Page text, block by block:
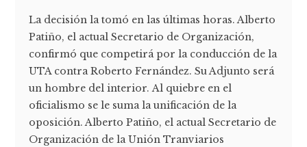
La decisión la tomó en las últimas horas. Alberto
Patiño, el actual Secretario de Organización,
confirmó que competirá por la conducción de la
UTA contra Roberto Fernández. Su Adjunto será
un hombre del interior. Al quiebre en el
oficialismo se le suma la unificación de la
oposición. Alberto Patiño, el actual Secretario de
Organización de la Unión Tranviarios